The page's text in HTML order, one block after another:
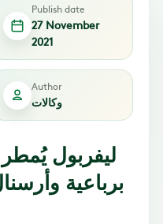
Publish date
27 November
2021
Author
وكالات
ليفربول
برباعية